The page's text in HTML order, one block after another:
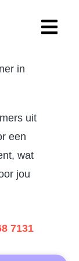
in
uit
een
wat
jou
7131